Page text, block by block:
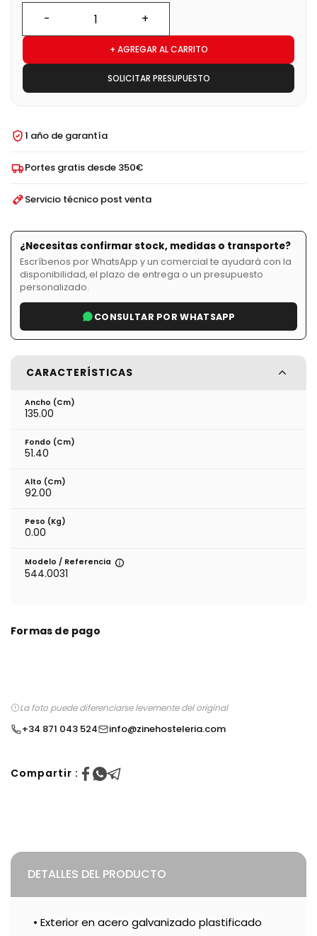
+ AGREGAR AL CARRITO
SOLICITAR PRESUPUESTO
1 año de garantía
Portes gratis desde 350€
Servicio técnico post venta
¿Necesitas confirmar stock, medidas o transporte?
Escríbenos por WhatsApp y un comercial te ayudará con la
disponibilidad, el plazo de entrega o un presupuesto
personalizado.
CONSULTAR POR WHATSAPP
CARACTERÍSTICAS
Ancho (cm)
135.00
Fondo (cm)
51.40
Alto (cm)
92.00
Peso (kg)
0.00
Modelo / Referencia
544.0031
Formas de pago
La foto puede diferenciarse levemente del original
+34 871 043 524 info@zinehosteleria.com
Compartir :
DETALLES DEL PRODUCTO
• Exterior en acero galvanizado plastificado